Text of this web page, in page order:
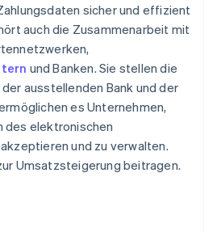
sicher und effizient
auch die Zusammenarbeit mit
und Banken. Sie stellen die
ausstellenden Bank und der
es Unternehmen,
des elektronischen
und zu verwalten.
Umsatzsteigerung beitragen.